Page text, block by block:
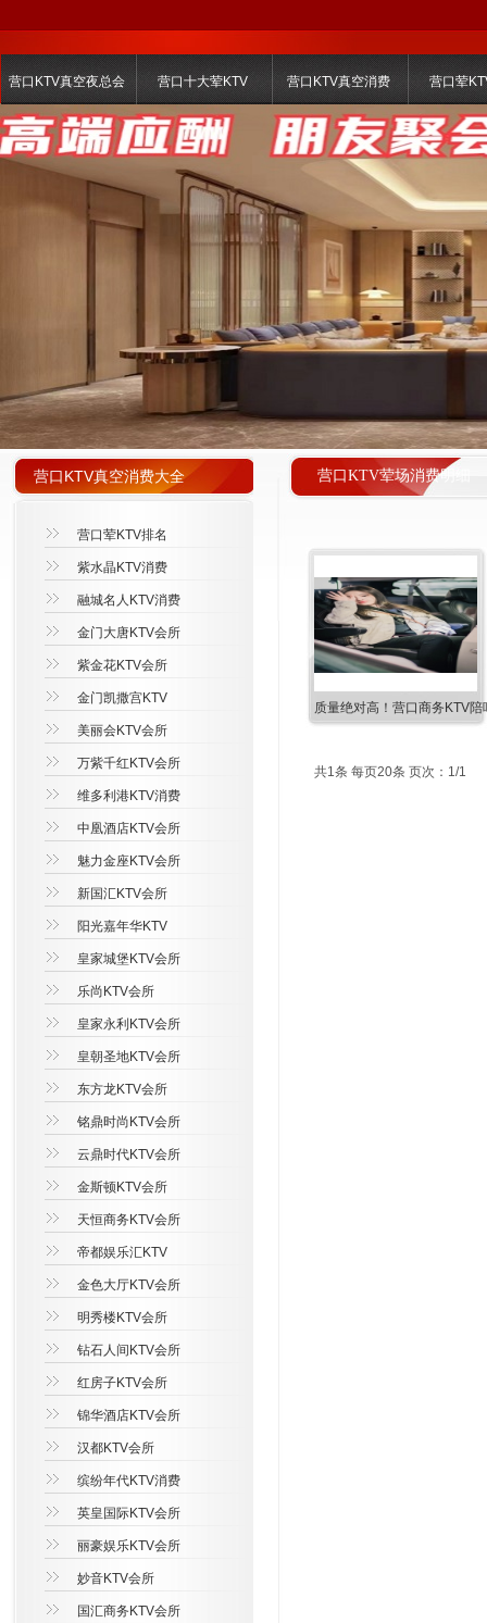
营口KTV真空夜总会 营口十大荤KTV 营口KTV真空消费 营口荤
营口KTV荤场消费明细
质量绝对高！营口商务KTV
共1条 每页20条 页次：1/1
营口KTV真空消费大全
营口荤KTV排名
紫水晶KTV消费
融城名人KTV消费
金门大唐KTV会所
紫金花KTV会所
金门凯撒宫KTV
美丽会KTV会所
万紫千红KTV会所
维多利港KTV消费
中凰酒店KTV会所
魅力金座KTV会所
新国汇KTV会所
阳光嘉年华KTV
皇家城堡KTV会所
乐尚KTV会所
皇家永利KTV会所
皇朝圣地KTV会所
东方龙KTV会所
铭鼎时尚KTV会所
云鼎时代KTV会所
金斯顿KTV会所
天恒商务KTV会所
帝都娱乐汇KTV
金色大厅KTV会所
明秀楼KTV会所
钻石人间KTV会所
红房子KTV会所
锦华酒店KTV会所
汉都KTV会所
缤纷年代KTV消费
英皇国际KTV会所
丽豪娱乐KTV会所
妙音KTV会所
国汇商务KTV会所